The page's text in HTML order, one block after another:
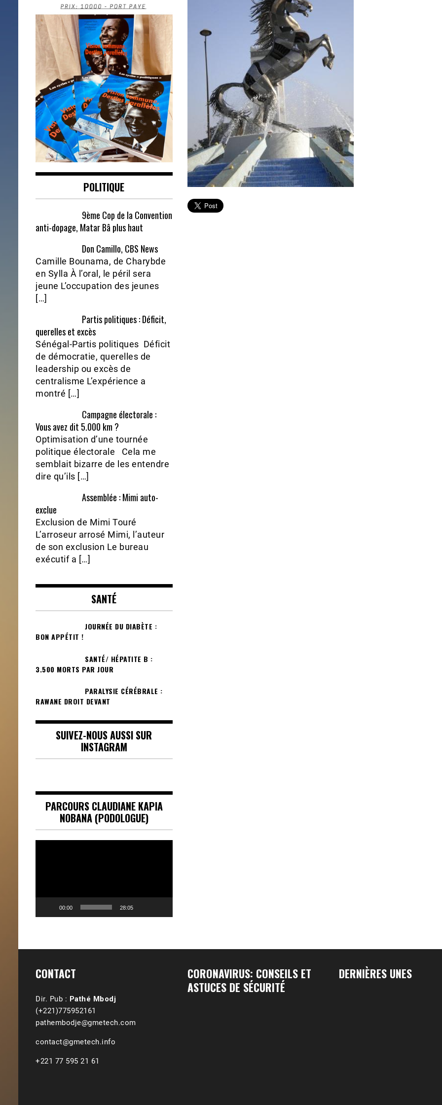
POLITIQUE
9ème Cop de la Convention
anti-dopage, Matar Bâ plus haut
Don Camillo, CBS News
Camille Bounama, de Charybde
en Sylla À l’oral, le péril sera
jeune L’occupation des jeunes
[…]
Partis politiques : Déficit,
querelles et excès
Sénégal-Partis politiques Déficit
de démocratie, querelles de
leadership ou excès de
centralisme L’expérience a
montré […]
Campagne électorale :
Vous avez dit 5.000 km ?
Optimisation d’une tournée
politique électorale Cela me
semblait bizarre de les entendre
dire qu’ils […]
Assemblée : Mimi auto-
exclue
Exclusion de Mimi Touré
L’arroseur arrosé Mimi, l’auteur
de son exclusion Le bureau
exécutif a […]
SANTÉ
JOURNÉE DU DIABÈTE :
BON APPÉTIT !
SANTÉ/ HÉPATITE B :
3.500 MORTS PAR JOUR
PARALYSIE CÉRÉBRALE :
RAWANE DROIT DEVANT
SUIVEZ-NOUS AUSSI SUR
INSTAGRAM
PARCOURS CLAUDIANE KAPIA
NOBANA (PODOLOGUE)
00:00 28:05
CONTACT
Dir. Pub : Pathé Mbodj
(+221)775952161
pathembodje@gmetech.com
contact@gmetech.info
+221 77 595 21 61
CORONAVIRUS: CONSEILS ET
ASTUCES DE SÉCURITÉ
DERNIÈRES UNES